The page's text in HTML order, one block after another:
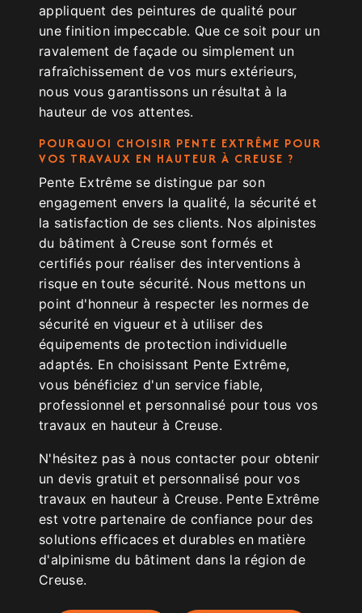
appliquent des peintures de qualité pour
une finition impeccable. Que ce soit pour un
ravalement de façade ou simplement un
rafraîchissement de vos murs extérieurs,
nous vous garantissons un résultat à la
hauteur de vos attentes.
POURQUOI CHOISIR PENTE EXTRÊME POUR
VOS TRAVAUX EN HAUTEUR À CREUSE ?
Pente Extrême se distingue par son
engagement envers la qualité, la sécurité et
la satisfaction de ses clients. Nos alpinistes
du bâtiment à Creuse sont formés et
certifiés pour réaliser des interventions à
risque en toute sécurité. Nous mettons un
point d'honneur à respecter les normes de
sécurité en vigueur et à utiliser des
équipements de protection individuelle
adaptés. En choisissant Pente Extrême,
vous bénéficiez d'un service fiable,
professionnel et personnalisé pour tous vos
travaux en hauteur à Creuse.
N'hésitez pas à nous contacter pour obtenir
un devis gratuit et personnalisé pour vos
travaux en hauteur à Creuse. Pente Extrême
est votre partenaire de confiance pour des
solutions efficaces et durables en matière
d'alpinisme du bâtiment dans la région de
Creuse.